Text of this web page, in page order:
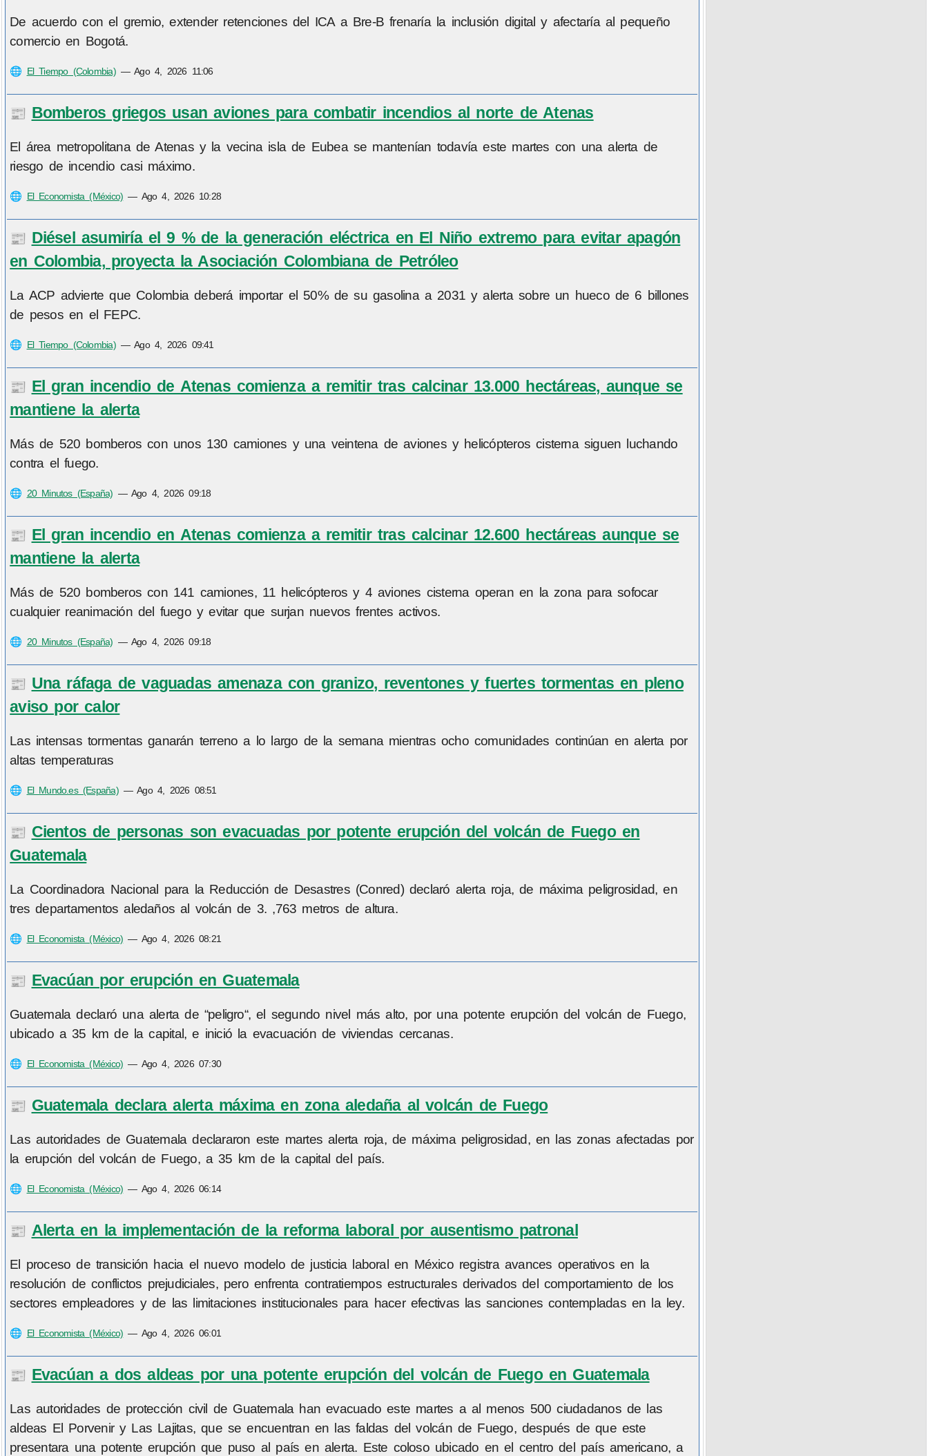
De acuerdo con el gremio, extender retenciones del ICA a Bre-B frenaría la inclusión digital y afectaría al pequeño
comercio en Bogotá.
🌐 El Tiempo (Colombia)—Ago 4, 2026 11:06
📰 Bomberos griegos usan aviones para combatir incendios al norte de Atenas
El área metropolitana de Atenas y la vecina isla de Eubea se mantenían todavía este martes con una alerta de
riesgo de incendio casi máximo.
🌐 El Economista (México) — Ago 4, 2026 10:28
📰 Diésel asumiría el 9 % de la generación eléctrica en El Niño extremo para evitar apagón
en Colombia, proyecta la Asociación Colombiana de Petróleo
La ACP advierte que Colombia deberá importar el 50% de su gasolina a 2031 y alerta sobre un hueco de 6 billones
de pesos en el FEPC.
🌐 El Tiempo (Colombia)—Ago 4, 2026 09:41
📰 El gran incendio de Atenas comienza a remitir tras calcinar 13.000 hectáreas, aunque se
mantiene la alerta
Más de 520 bomberos con unos 130 camiones y una veintena de aviones y helicópteros cisterna siguen luchando
contra el fuego.
🌐 20 Minutos (España) —Ago 4, 2026 09:18
📰 El gran incendio en Atenas comienza a remitir tras calcinar 12.600 hectáreas aunque se
mantiene la alerta
Más de 520 bomberos con 141 camiones, 11 helicópteros y 4 aviones cisterna operan en la zona para sofocar
cualquier reanimación del fuego y evitar que surjan nuevos frentes activos.
🌐 20 Minutos (España) —Ago 4, 2026 09:18
📰 Una ráfaga de vaguadas amenaza con granizo, reventones y fuertes tormentas en pleno
aviso por calor
Las intensas tormentas ganarán terreno a lo largo de la semana mientras ocho comunidades continúan en alerta por
altas temperaturas
🌐 El Mundo.es (España)—Ago 4, 2026 08:51
📰 Cientos de personas son evacuadas por potente erupción del volcán de Fuego en
Guatemala
La Coordinadora Nacional para la Reducción de Desastres (Conred) declaró alerta roja, de máxima peligrosidad, en
tres departamentos aledaños al volcán de 3. ,763 metros de altura.
🌐 El Economista (México) — Ago 4, 2026 08:21
📰 Evacúan por erupción en Guatemala
Guatemala declaró una alerta de “peligro“, el segundo nivel más alto, por una potente erupción del volcán de Fuego,
ubicado a 35 km de la capital, e inició la evacuación de viviendas cercanas.
🌐 El Economista (México) — Ago 4, 2026 07:30
📰 Guatemala declara alerta máxima en zona aledaña al volcán de Fuego
Las autoridades de Guatemala declararon este martes alerta roja, de máxima peligrosidad, en las zonas afectadas por
la erupción del volcán de Fuego, a 35 km de la capital del país.
🌐 El Economista (México) — Ago 4, 2026 06:14
📰 Alerta en la implementación de la reforma laboral por ausentismo patronal
El proceso de transición hacia el nuevo modelo de justicia laboral en México registra avances operativos en la
resolución de conflictos prejudiciales, pero enfrenta contratiempos estructurales derivados del comportamiento de los
sectores empleadores y de las limitaciones institucionales para hacer efectivas las sanciones contempladas en la ley.
🌐 El Economista (México) — Ago 4, 2026 06:01
📰 Evacúan a dos aldeas por una potente erupción del volcán de Fuego en Guatemala
Las autoridades de protección civil de Guatemala han evacuado este martes a al menos 500 ciudadanos de las
aldeas El Porvenir y Las Lajitas, que se encuentran en las faldas del volcán de Fuego, después de que este
presentara una potente erupción que puso al país en alerta. Este coloso ubicado en el centro del país americano, a